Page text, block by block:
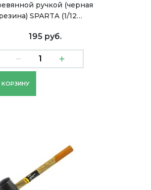
ручкой (черная
SPARTA (1/12…
195 руб.
КОРЗИНУ